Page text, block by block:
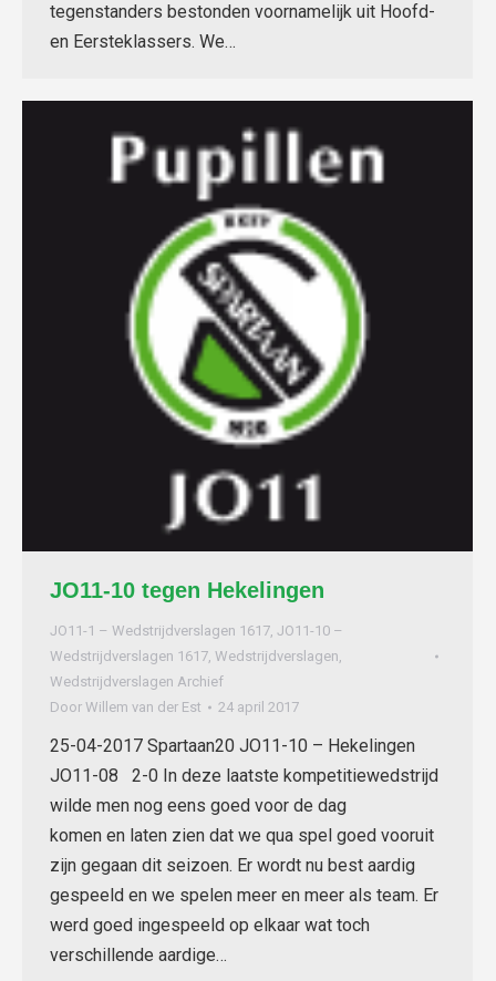
tegenstanders bestonden voornamelijk uit Hoofd-
en Eersteklassers. We…
JO11-10 tegen Hekelingen
JO11-1 – Wedstrijdverslagen 1617, JO11-10 –
Wedstrijdverslagen 1617, Wedstrijdverslagen,
Wedstrijdverslagen Archief
Door Willem van der Est 24 april 2017
25-04-2017 Spartaan20 JO11-10 – Hekelingen
JO11-08 2-0 In deze laatste kompetitiewedstrijd
wilde men nog eens goed voor de dag
komen en laten zien dat we qua spel goed vooruit
zijn gegaan dit seizoen. Er wordt nu best aardig
gespeeld en we spelen meer en meer als team. Er
werd goed ingespeeld op elkaar wat toch
verschillende aardige…